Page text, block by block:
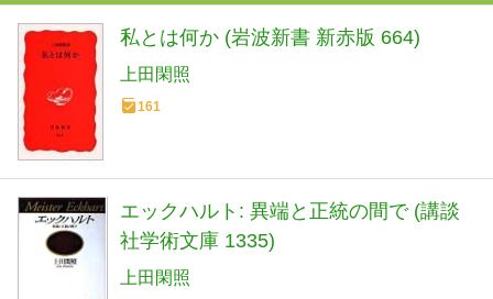
私とは何か (岩波新書 新赤版 664)
上田閑照
161
エックハルト: 異端と正統の間で (講談
社学術文庫 1335)
上田閑照